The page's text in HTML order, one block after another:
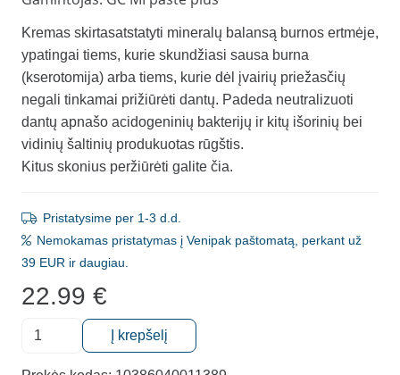
Kremas skirtasatstatyti mineralų balansą burnos ertmėje,
ypatingai tiems, kurie skundžiasi sausa burna
(kserotomija) arba tiems, kurie dėl įvairių priežasčių
negali tinkamai prižiūrėti dantų. Padeda neutralizuoti
dantų apnašo acidogeninių bakterijų ir kitų išorinių bei
vidinių šaltinių produkuotas rūgštis.
Kitus skonius peržiūrėti galite čia.
Pristatysime per 1-3 d.d.
Nemokamas pristatymas į Venipak paštomatą, perkant už
39 EUR ir daugiau.
22.99 €
produkto
Į krepšelį